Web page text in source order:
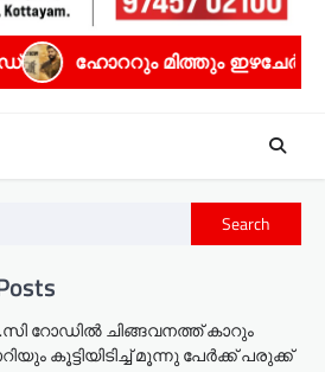
ഇഴചേർന്ന ധ്യാൻ
Search
റോഡിൽ ചിങ്ങവനത്ത് കാറും
കൂട്ടിയിടിച്ച് മൂന്നു പേർക്ക് പരുക്ക്